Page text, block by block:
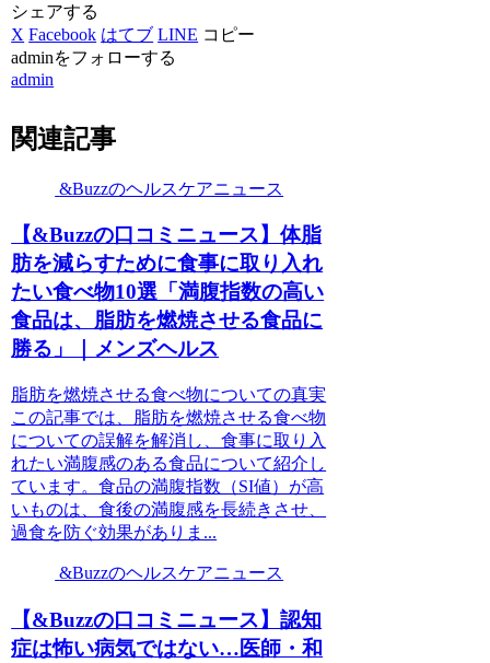
シェアする
X Facebook はてブ LINE コピー
adminをフォローする
admin
関連記事
&Buzzのヘルスケアニュース
【&Buzzの口コミニュース】体脂
肪を減らすために食事に取り入れ
たい食べ物10選「満腹指数の高い
食品は、脂肪を燃焼させる食品に
勝る」｜メンズヘルス
脂肪を燃焼させる食べ物についての真実
この記事では、脂肪を燃焼させる食べ物
についての誤解を解消し、食事に取り入
れたい満腹感のある食品について紹介し
ています。食品の満腹指数（SI値）が高
いものは、食後の満腹感を長続きさせ、
過食を防ぐ効果がありま...
&Buzzのヘルスケアニュース
【&Buzzの口コミニュース】認知
症は怖い病気ではない…医師・和